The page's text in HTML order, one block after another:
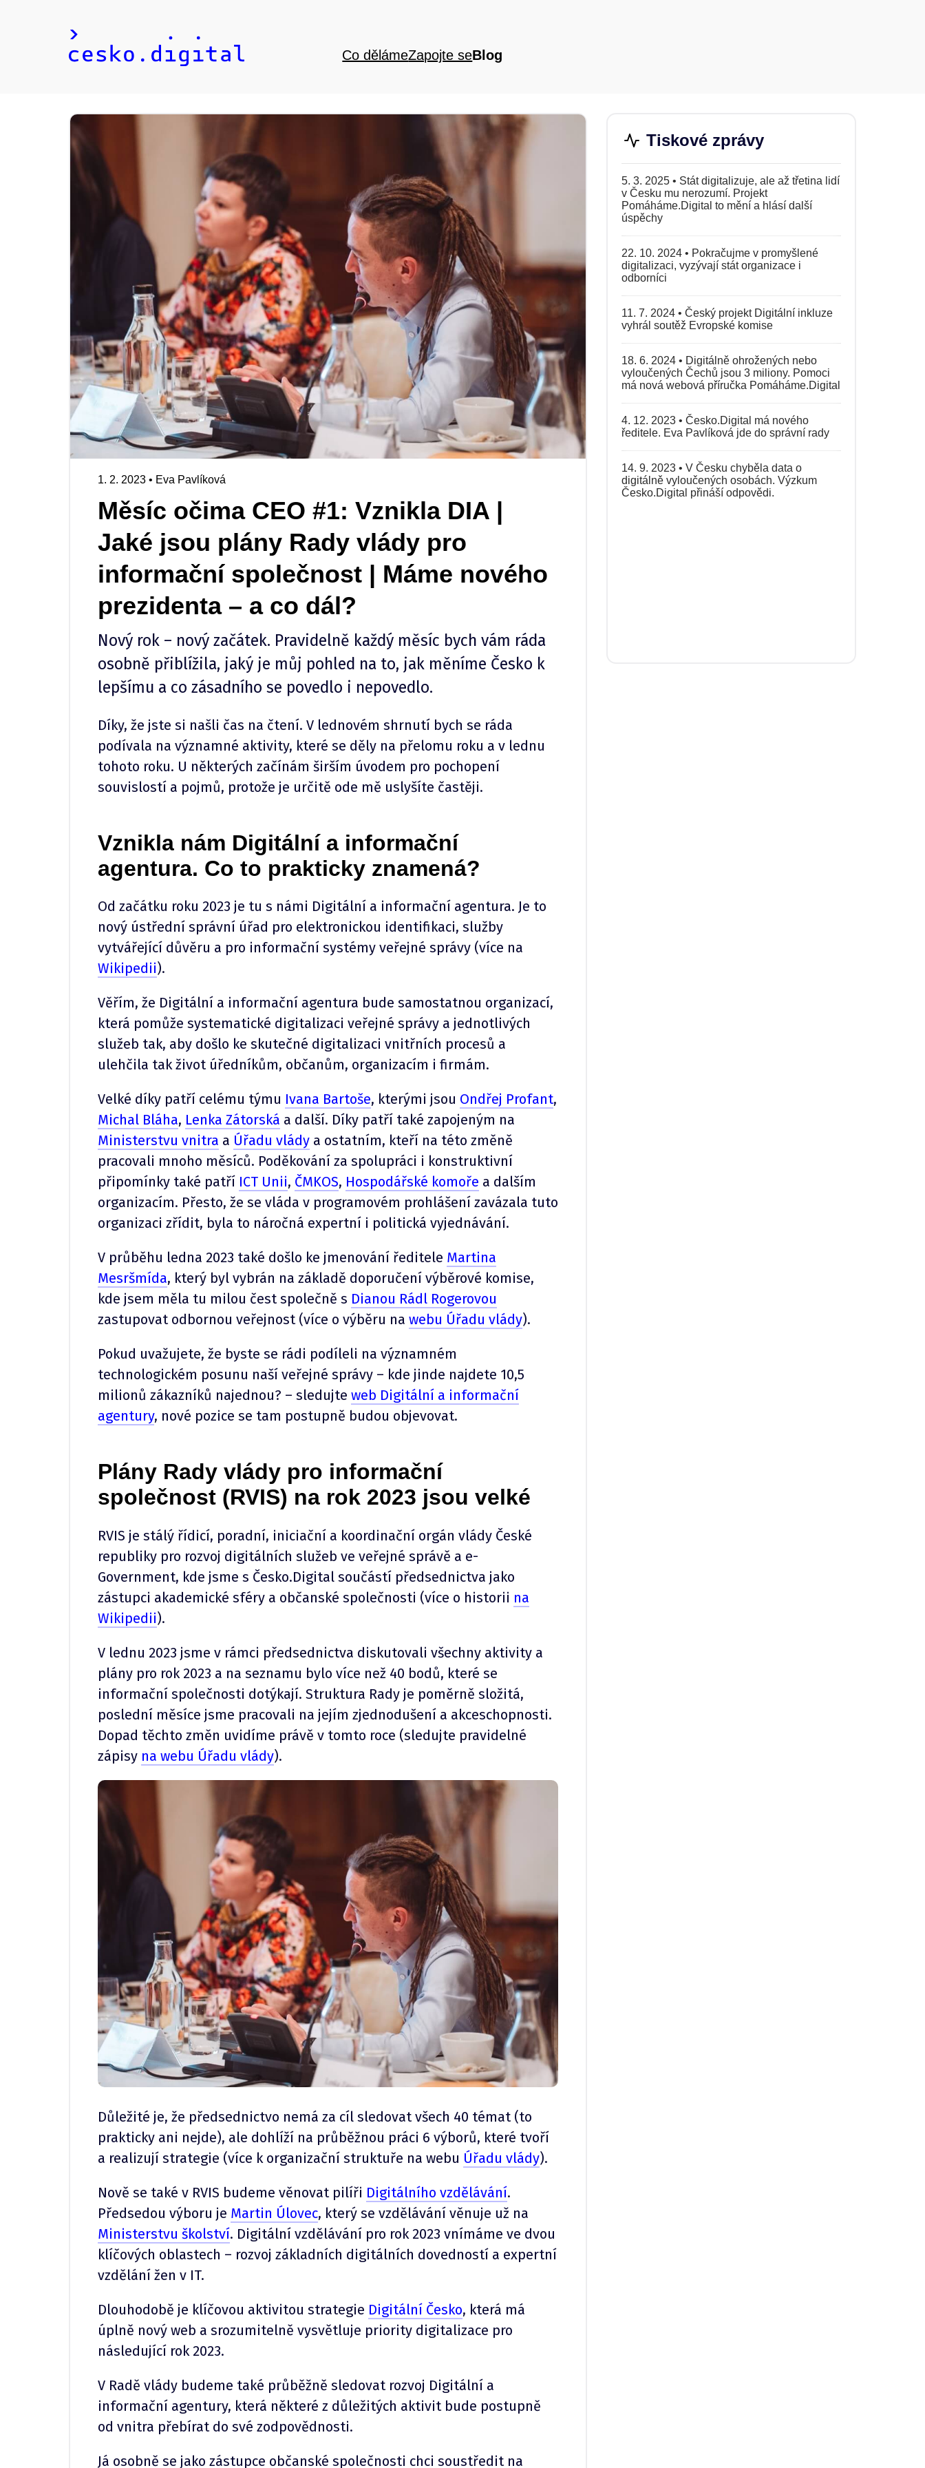
Co dělámeZapojte seBlog
1. 2. 2023 • Eva Pavlíková
Měsíc očima CEO #1: Vznikla DIA |
Jaké jsou plány Rady vlády pro
informační společnost | Máme nového
prezidenta – a co dál?
Nový rok – nový začátek. Pravidelně každý měsíc bych vám ráda
osobně přiblížila, jaký je můj pohled na to, jak měníme Česko k
lepšímu a co zásadního se povedlo i nepovedlo.
Díky, že jste si našli čas na čtení. V lednovém shrnutí bych se ráda
podívala na významné aktivity, které se děly na přelomu roku a v lednu
tohoto roku. U některých začínám širším úvodem pro pochopení
souvislostí a pojmů, protože je určitě ode mě uslyšíte častěji.
Vznikla nám Digitální a informační
agentura. Co to prakticky znamená?
Od začátku roku 2023 je tu s námi Digitální a informační agentura. Je to
nový ústřední správní úřad pro elektronickou identifikaci, služby
vytvářející důvěru a pro informační systémy veřejné správy (více na
Wikipedii).
Věřím, že Digitální a informační agentura bude samostatnou organizací,
která pomůže systematické digitalizaci veřejné správy a jednotlivých
služeb tak, aby došlo ke skutečné digitalizaci vnitřních procesů a
ulehčila tak život úředníkům, občanům, organizacím i firmám.
Velké díky patří celému týmu Ivana Bartoše, kterými jsou Ondřej Profant,
Michal Bláha, Lenka Zátorská a další. Díky patří také zapojeným na
Ministerstvu vnitra a Úřadu vlády a ostatním, kteří na této změně
pracovali mnoho měsíců. Poděkování za spolupráci i konstruktivní
připomínky také patří ICT Unii, ČMKOS, Hospodářské komoře a dalším
organizacím. Přesto, že se vláda v programovém prohlášení zavázala tuto
organizaci zřídit, byla to náročná expertní i politická vyjednávání.
V průběhu ledna 2023 také došlo ke jmenování ředitele Martina
Mesršmída, který byl vybrán na základě doporučení výběrové komise,
kde jsem měla tu milou čest společně s Dianou Rádl Rogerovou
zastupovat odbornou veřejnost (více o výběru na webu Úřadu vlády).
Pokud uvažujete, že byste se rádi podíleli na významném
technologickém posunu naší veřejné správy – kde jinde najdete 10,5
milionů zákazníků najednou? – sledujte web Digitální a informační
agentury, nové pozice se tam postupně budou objevovat.
Plány Rady vlády pro informační
společnost (RVIS) na rok 2023 jsou velké
RVIS je stálý řídicí, poradní, iniciační a koordinační orgán vlády České
republiky pro rozvoj digitálních služeb ve veřejné správě a e-
Government, kde jsme s Česko.Digital součástí předsednictva jako
zástupci akademické sféry a občanské společnosti (více o historii na
Wikipedii).
V lednu 2023 jsme v rámci předsednictva diskutovali všechny aktivity a
plány pro rok 2023 a na seznamu bylo více než 40 bodů, které se
informační společnosti dotýkají. Struktura Rady je poměrně složitá,
poslední měsíce jsme pracovali na jejím zjednodušení a akceschopnosti.
Dopad těchto změn uvidíme právě v tomto roce (sledujte pravidelné
zápisy na webu Úřadu vlády).
Důležité je, že předsednictvo nemá za cíl sledovat všech 40 témat (to
prakticky ani nejde), ale dohlíží na průběžnou práci 6 výborů, které tvoří
a realizují strategie (více k organizační struktuře na webu Úřadu vlády).
Nově se také v RVIS budeme věnovat pilíři Digitálního vzdělávání.
Předsedou výboru je Martin Úlovec, který se vzdělávání věnuje už na
Ministerstvu školství. Digitální vzdělávání pro rok 2023 vnímáme ve dvou
klíčových oblastech – rozvoj základních digitálních dovedností a expertní
vzdělání žen v IT.
Dlouhodobě je klíčovou aktivitou strategie Digitální Česko, která má
úplně nový web a srozumitelně vysvětluje priority digitalizace pro
následující rok 2023.
V Radě vlády budeme také průběžně sledovat rozvoj Digitální a
informační agentury, která některé z důležitých aktivit bude postupně
od vnitra přebírat do své zodpovědnosti.
Já osobně se jako zástupce občanské společnosti chci soustředit na
Tiskové zprávy
5. 3. 2025 • Stát digitalizuje, ale až třetina lidí
v Česku mu nerozumí. Projekt
Pomáháme.Digital to mění a hlásí další
úspěchy
22. 10. 2024 • Pokračujme v promyšlené
digitalizaci, vyzývají stát organizace i
odborníci
11. 7. 2024 •Český projekt Digitální inkluze
vyhrál soutěž Evropské komise
18. 6. 2024 • Digitálně ohrožených nebo
vyloučených Čechů jsou 3 miliony. Pomoci
má nová webová příručka Pomáháme.Digital
4. 12. 2023 •Česko.Digital má nového
ředitele. Eva Pavlíková jde do správní rady
14. 9. 2023 •V Česku chyběla data o
digitálně vyloučených osobách. Výzkum
Česko.Digital přináší odpovědi.